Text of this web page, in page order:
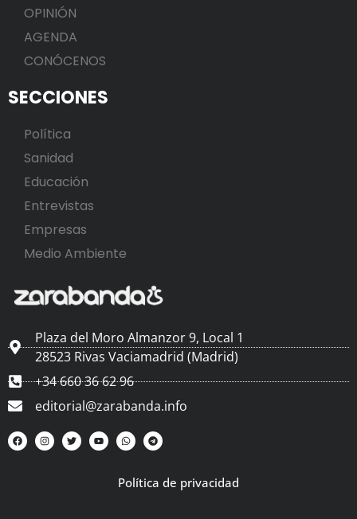
OPINIÓN
AGENDA
CONÓCENOS
SECCIONES
Política
Sanidad
Educación
Entrevistas
Empresas
Medio Ambiente
Plaza del Moro Almanzor 9, Local 1
28523 Rivas Vaciamadrid (Madrid)
+34 660 36 62 96
editorial@zarabanda.info
Política de privacidad